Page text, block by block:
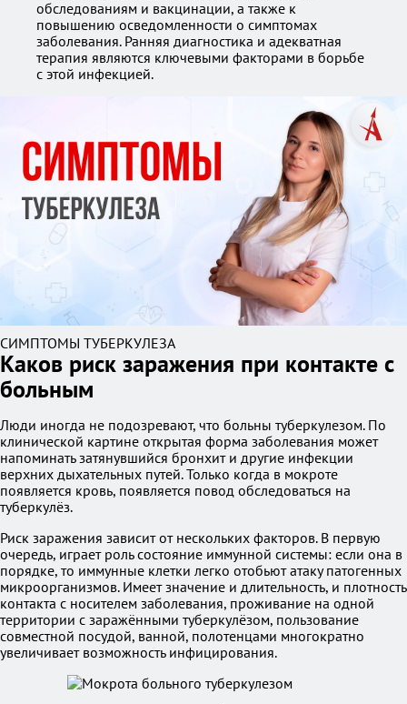
обследованиям и вакцинации, а также к
повышению осведомленности о симптомах
заболевания. Ранняя диагностика и адекватная
терапия являются ключевыми факторами в борьбе
с этой инфекцией.
СИМПТОМЫ ТУБЕРКУЛЕЗА
Каков риск заражения при контакте с
больным
Люди иногда не подозревают, что больны туберкулезом. По
клинической картине открытая форма заболевания может
напоминать затянувшийся бронхит и другие инфекции
верхних дыхательных путей. Только когда в мокроте
появляется кровь, появляется повод обследоваться на
туберкулёз.
Риск заражения зависит от нескольких факторов. В первую
очередь, играет роль состояние иммунной системы: если она в
порядке, то иммунные клетки легко отобьют атаку патогенных
микроорганизмов. Имеет значение и длительность, и плотность
контакта с носителем заболевания, проживание на одной
территории с заражёнными туберкулёзом, пользование
совместной посудой, ванной, полотенцами многократно
увеличивает возможность инфицирования.